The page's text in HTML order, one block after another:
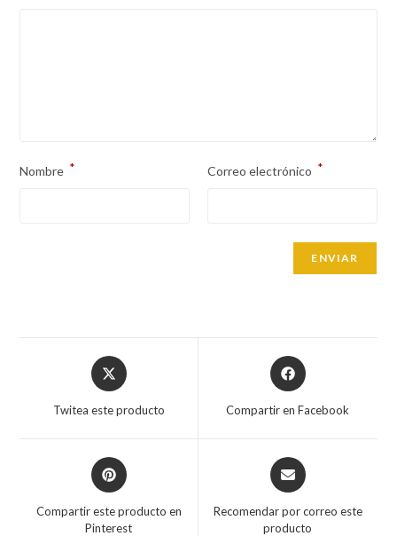
Nombre * Correo electrónico *
Opens
in
Twitea este producto
Opens
in
Compartir en Facebook
Opens
in
new
Compartir este producto en
Pinterest
Opens
in
new
Recomendar por correo este
producto